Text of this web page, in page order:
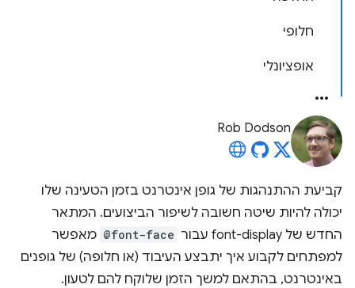
חלופי
אופציונלי
Rob Dodson
קביעת ההתנהגות של גופן אינטרנט בזמן הטעינה שלו
יכולה להיות שיטה חשובה לשיפור הביצועים. המתאר
החדש של font-display עבור
@font-face מאפשר
למפתחים לקבוע איך יתבצע העיבוד (או חלופה) של גופנים
באינטרנט, בהתאם למשך הזמן שלוקח להם לטעון.